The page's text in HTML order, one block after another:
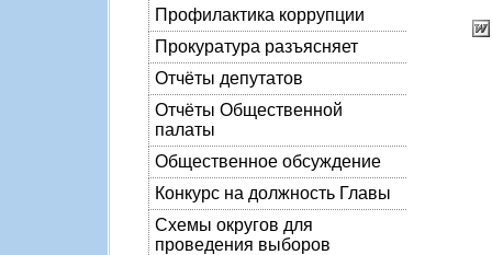
Профилактика коррупции
Прокуратура разъясняет
Отчёты депутатов
Отчёты Общественной
палаты
Общественное обсуждение
Конкурс на должность Главы
Схемы округов для
проведения выборов